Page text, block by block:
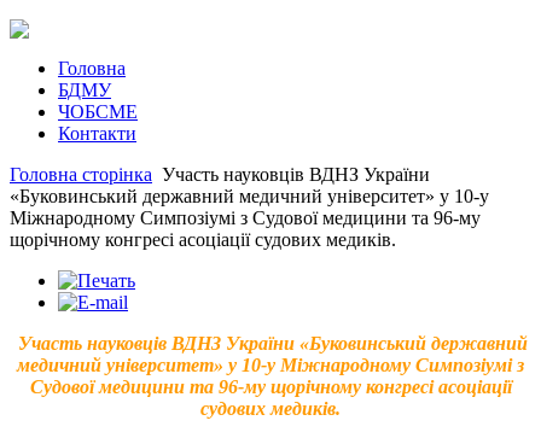
Головна
БДМУ
ЧОБСМЕ
Контакти
Головна сторінка Участь науковців ВДНЗ України
«Буковинський державний медичний університет» у 10-у
Міжнародному Симпозіумі з Судової медицини та 96-му
щорічному конгресі асоціації судових медиків.
Участь науковців ВДНЗ України «Буковинський державний
медичний університет» у 10-у Міжнародному Симпозіумі з
Судової медицини та 96-му щорічному конгресі асоціації
судових медиків.